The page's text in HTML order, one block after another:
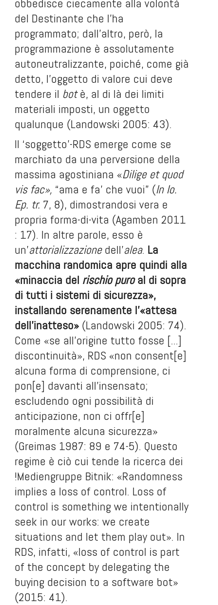
obbedisce ciecamente alla volontà
del Destinante che l’ha
programmato; dall’altro, però, la
programmazione è assolutamente
autoneutralizzante, poiché, come già
detto, l’oggetto di valore cui deve
tendere il botè, al di là dei limiti
materiali imposti, un oggetto
qualunque (Landowski 2005: 43).
Il ‘soggetto’-RDS emerge come se
marchiato da una perversione della
massima agostiniana «Dilige et quod
vis fac», “ama e fa' che vuoi” (In Io.
Ep. tr. 7, 8), dimostrandosi vera e
propria forma-di-vita (Agamben 2011
: 17). In altre parole, esso è
un’attorializzazionedell’alea. La
macchina randomica apre quindi alla
«minaccia del rischio puroal di sopra
di tutti i sistemi di sicurezza»,
installando serenamente l’«attesa
dell’inatteso»(Landowski 2005: 74).
Come «se all’origine tutto fosse [...]
discontinuità», RDS «non consent[e]
alcuna forma di comprensione, ci
pon[e] davanti all’insensato;
escludendo ogni possibilità di
anticipazione, non ci offr[e]
moralmente alcuna sicurezza»
(Greimas 1987: 89 e 74-5). Questo
regime è ciò cui tende la ricerca dei
!Mediengruppe Bitnik: «Randomness
implies a loss of control. Loss of
control is something we intentionally
seek in our works: we create
situations and let them play out». In
RDS, infatti, «loss of control is part
of the concept by delegating the
buying decision to a software bot»
(2015: 41).